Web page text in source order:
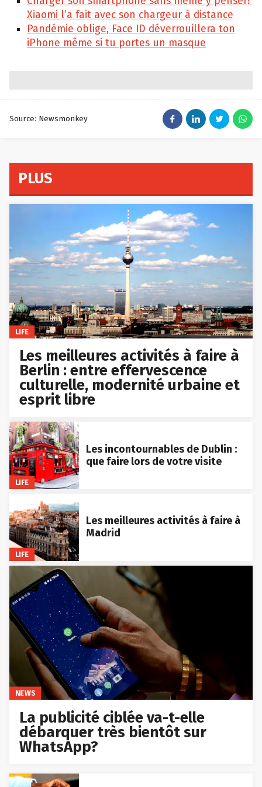
Xiaomi l’a fait avec son chargeur à distance
Pandémie oblige, Face ID déverrouillera ton
iPhone même si tu portes un masque
Source: Newsmonkey
PLUS
LIFE
Les meilleures activités à faire à
Berlin : entre effervescence
culturelle, modernité urbaine et
esprit libre
LIFE
Les incontournables de Dublin :
que faire lors de votre visite
LIFE
Les meilleures activités à faire à
Madrid
NEWS
La publicité ciblée va-t-elle
débarquer très bientôt sur
WhatsApp?